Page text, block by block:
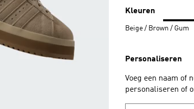
Kleuren
Beige / Brown / Gum
Personaliseren
Voeg een naam of
personaliseren of